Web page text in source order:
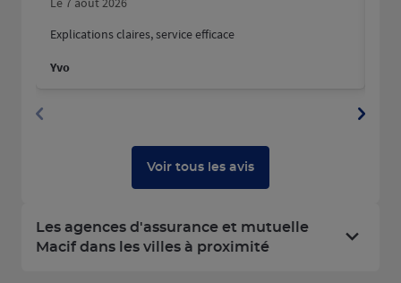
Explications claires, service efficace
Yvo
Voir tous les avis
Les agences d'assurance et mutuelle
Macif dans les villes à proximité